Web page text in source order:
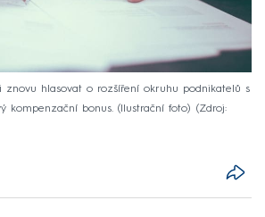
znovu hlasovat o rozšíření okruhu podnikatelů s
kompenzační bonus. (Ilustrační foto)
Zdroj: